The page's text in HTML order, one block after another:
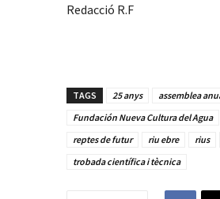
Redacció R.F
TAGS 25 anys assemblea
Fundación Nueva Cultura del Agua
reptes de futur
riu ebre rius
trobada científica i tècnica